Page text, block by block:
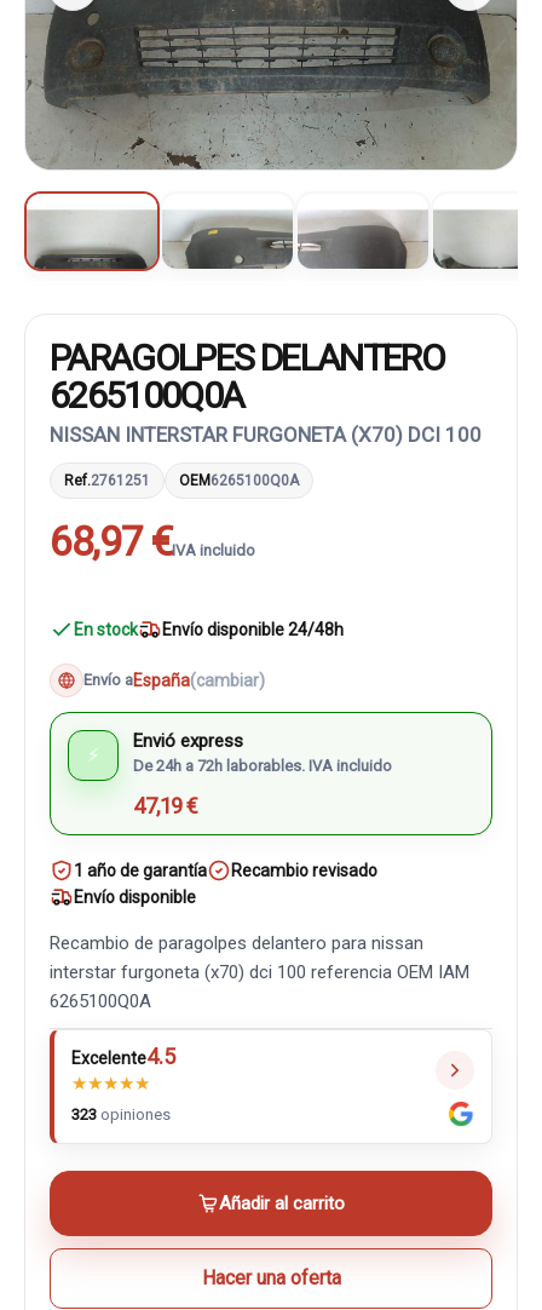
PARAGOLPES DELANTERO
6265100Q0A
NISSAN INTERSTAR FURGONETA (X70) DCI 100
Ref.2761251 OEM6265100Q0A
68,97 €IVA incluido
En stock Envío disponible 24/48h
Envío aEspaña(cambiar)
⚡
Envió express
De 24h a 72h laborables. IVA incluido
47,19 €
1 año de garantía
Recambio revisado
Envío disponible
Recambio de paragolpes delantero para nissan
interstar furgoneta (x70) dci 100 referencia OEM IAM
6265100Q0A
Excelente4.5
★★★★★
323 opiniones
Añadir al carrito
Hacer una oferta